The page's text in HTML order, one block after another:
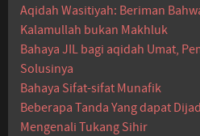
Aqidah Wasitiyah: Beriman
Kalamullah bukan Makhluk
Bahaya JIL bagi aqidah Umat,
Solusinya
Bahaya Sifat-sifat Munafik
Beberapa Tanda Yang dapat
Mengenali Tukang Sihir